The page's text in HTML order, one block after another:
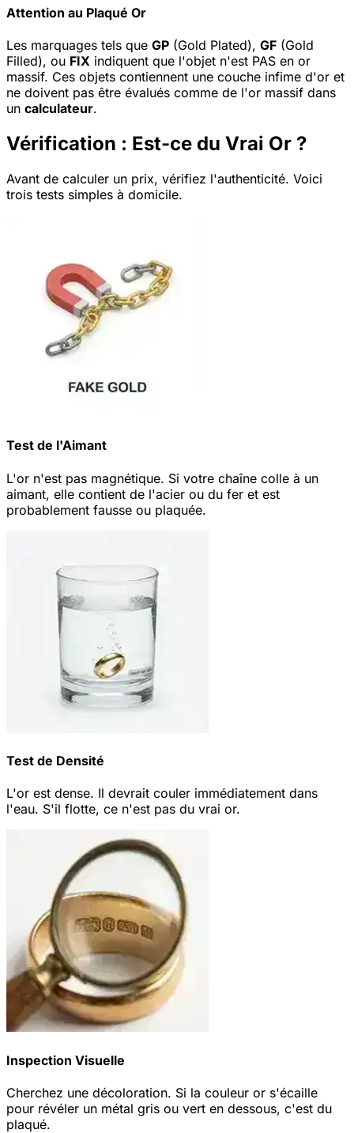
Attention au Plaqué Or
Les marquages tels que GP (Gold Plated), GF (Gold
Filled), ou FIX indiquent que l'objet n'est PAS en or
massif. Ces objets contiennent une couche infime d'or et
ne doivent pas être évalués comme de l'or massif dans
un calculateur.
Vérification : Est-ce du Vrai Or ?
Avant de calculer un prix, vérifiez l'authenticité. Voici
trois tests simples à domicile.
Test de l'Aimant
L'or n'est pas magnétique. Si votre chaîne colle à un
aimant, elle contient de l'acier ou du fer et est
probablement fausse ou plaquée.
Test de Densité
L'or est dense. Il devrait couler immédiatement dans
l'eau. S'il flotte, ce n'est pas du vrai or.
Inspection Visuelle
Cherchez une décoloration. Si la couleur or s'écaille
pour révéler un métal gris ou vert en dessous, c'est du
plaqué.